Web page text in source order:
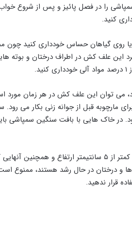
را در فصل پائيز و پس از شروع
کنید.
روی گياهان حساس خودداری کنید چون
اين علف ‌كش در اطراف درختان و بوته‌
می توان این علف‌ کش در هر زمان مورد
مارچوبه قبل از جوانه ‌‌زنی بکار می
در خاک هایی با بافت سنگين سمپاشی
و درختان در حال رشد هستند، ممنوع
قرار ندهید.